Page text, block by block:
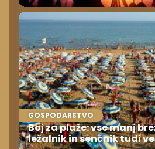
GOSPODARSTVO
Boj za plaže: vse manj
ležalnik in senčnik tudi